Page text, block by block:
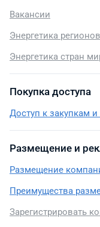
Вакансии
Энергетика
Энергетика стран
Покупка доступа
Доступ к закупкам
Размещение и
Размещение
Преимущества
Зарегистрировать